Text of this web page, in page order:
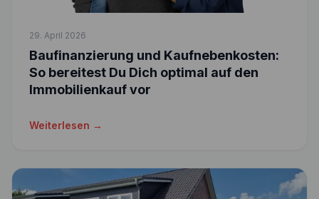
29. April 2026
Baufinanzierung und Kaufnebenkosten:
So bereitest Du Dich optimal auf den
Immobilienkauf vor
Weiterlesen →